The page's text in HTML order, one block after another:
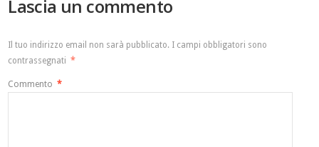
Lascia un commento
Il tuo indirizzo email non sarà pubblicato. I campi obbligatori sono
contrassegnati *
Commento *